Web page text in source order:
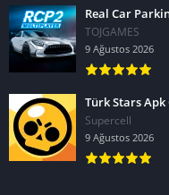
Real Car
TOJGAMES
9 Ağustos 2026
Türk Stars
Supercell
9 Ağustos 2026